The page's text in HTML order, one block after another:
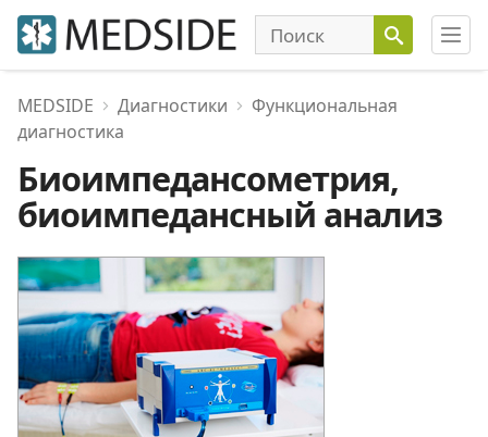
MEDSIDE Диагностики
Функциональная
диагностика
Биоимпедансометрия,
биоимпедансный анализ